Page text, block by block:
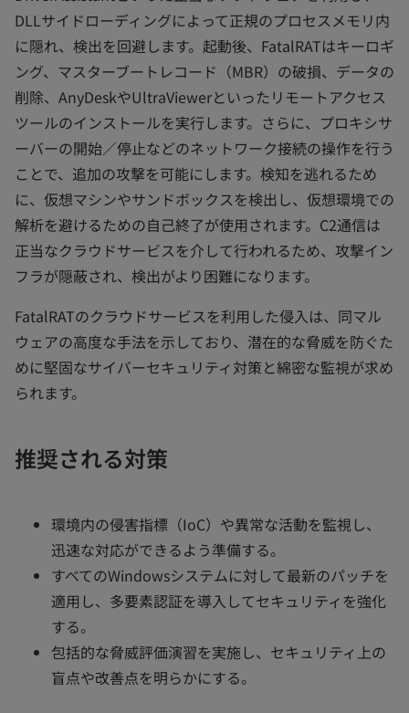
DLLサイドローディングによって正規のプロセスメモリ内
に隠れ、検出を回避します。起動後、FatalRATはキーロギ
ング、マスターブートレコード（MBR）の破損、データの
削除、AnyDeskやUltraViewerといったリモートアクセス
ツールのインストールを実行します。さらに、プロキシサ
ーバーの開始／停止などのネットワーク接続の操作を行う
ことで、追加の攻撃を可能にします。検知を逃れるため
に、仮想マシンやサンドボックスを検出し、仮想環境での
解析を避けるための自己終了が使用されます。C2通信は
正当なクラウドサービスを介して行われるため、攻撃イン
フラが隠蔽され、検出がより困難になります。
FatalRATのクラウドサービスを利用した侵入は、同マル
ウェアの高度な手法を示しており、潜在的な脅威を防ぐた
めに堅固なサイバーセキュリティ対策と綿密な監視が求め
られます。
推奨される対策
環境内の侵害指標（IoC）や異常な活動を監視し、
迅速な対応ができるよう準備する。
すべてのWindowsシステムに対して最新のパッチを
適用し、多要素認証を導入してセキュリティを強化
する。
包括的な脅威評価演習を実施し、セキュリティ上の
盲点や改善点を明らかにする。